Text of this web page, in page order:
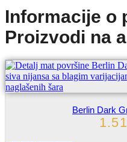
Informacije o
Proizvodi na
Berlin Dark